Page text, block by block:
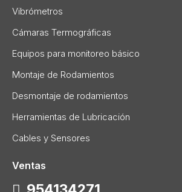
Vibrómetros
Cámaras Termográficas
Equipos para monitoreo básico
Montaje de Rodamientos
Desmontaje de rodamientos
Herramientas de Lubricación
Cables y Sensores
Ventas